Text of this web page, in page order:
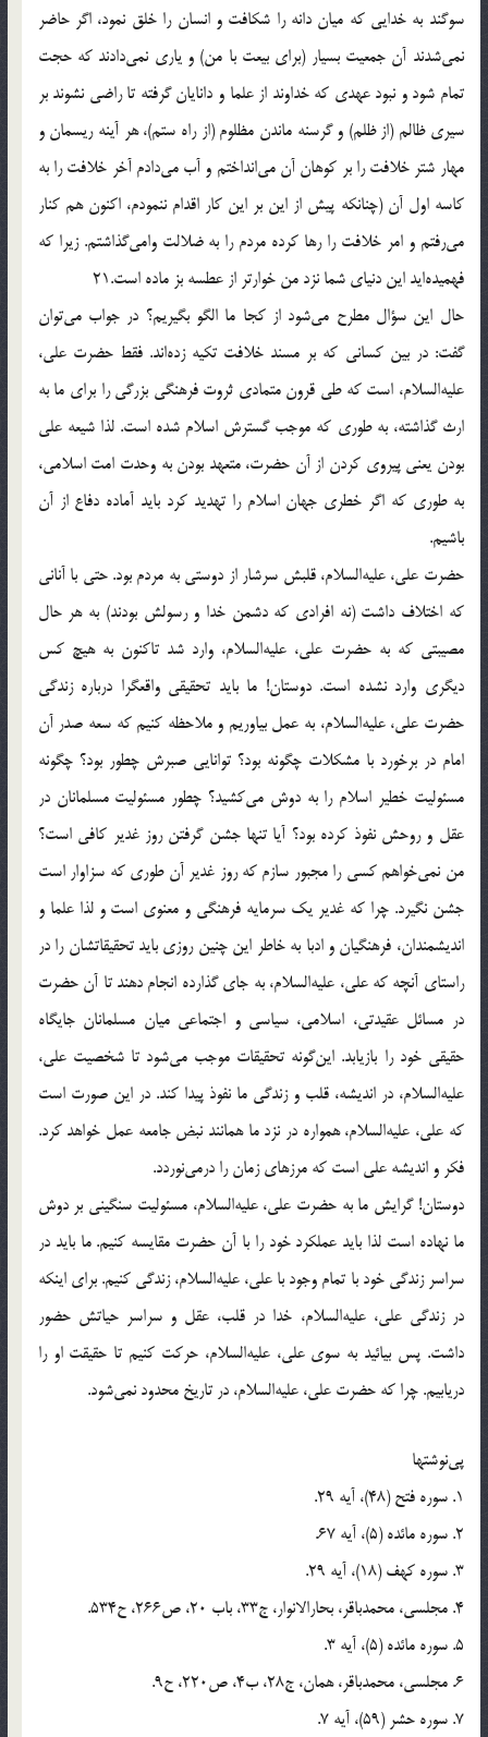
سوگند به خدايى كه ميان دانه را شكافت و انسان را خلق نمود، اگر حاضر
نمى‌شدند آن جمعيت بسيار (براى بيعت با من) و يارى نمى‌دادند كه حجت
تمام شود و نبود عهدى كه خداوند از علما و دانايان گرفته تا راضى نشوند بر
سيرى ظالم (از ظلم) و گرسنه ماندن مظلوم (از راه ستم)، هر آينه ريسمان و
مهار شتر خلافت را بر كوهان آن مى‌انداختم و آب مى‌دادم آخر خلافت را به
كاسه اول آن (چنانكه پيش از اين بر اين كار اقدام ننمودم، اكنون هم كنار
مى‌رفتم و امر خلافت را رها كرده مردم را به ضلالت وامى‌گذاشتم. زيرا كه
فهميده‌ايد اين دنياى شما نزد من خوارتر از عطسه بز ماده است.21
حال اين سؤال مطرح مى‌شود از كجا ما الگو بگيريم؟ در جواب مى‌توان
گفت: در بين كسانى كه بر مسند خلافت تكيه زده‌اند. فقط حضرت على،
عليه‌السلام، است كه طى قرون متمادى ثروت فرهنگى بزرگى را براى ما به
ارث گذاشته، به طورى كه موجب گسترش اسلام شده است. لذا شيعه على
بودن يعنى پيروى كردن از آن حضرت، متعهد بودن به وحدت امت اسلامى،
به طورى كه اگر خطرى جهان اسلام را تهديد كرد بايد آماده دفاع از آن
باشيم.
حضرت على، عليه‌السلام، قلبش سرشار از دوستى به مردم بود. حتى با آنانى
كه اختلاف داشت (نه افرادى كه دشمن خدا و رسولش بودند) به هر حال
مصيبتى كه به حضرت على، عليه‌السلام، وارد شد تاكنون به هيچ كس
ديگرى وارد نشده است. دوستان! ما بايد تحقيقى واقعگرا درباره زندگى
حضرت على، عليه‌السلام، به عمل بياوريم و ملاحظه كنيم كه سعه صدر آن
امام در برخورد با مشكلات چگونه بود؟ توانايى صبرش چطور بود؟ چگونه
مسئوليت خطير اسلام را به دوش مى‌كشيد؟ چطور مسئوليت مسلمانان در
عقل و روحش نفوذ كرده بود؟ آيا تنها جشن گرفتن روز غدير كافى است؟
من نمى‌خواهم كسى را مجبور سازم كه روز غدير آن طورى كه سزاوار است
جشن نگيرد. چرا كه غدير يك سرمايه فرهنگى و معنوى است و لذا علما و
انديشمندان، فرهنگيان و ادبا به خاطر اين چنين روزى بايد تحقيقاتشان را در
راستاى آنچه كه على، عليه‌السلام، به جاى گذارده انجام دهند تا آن حضرت
در مسائل عقيدتى، اسلامى، سياسى و اجتماعى ميان مسلمانان جايگاه
حقيقى خود را بازيابد. اين‌گونه تحقيقات موجب مى‌شود تا شخصيت على،
عليه‌السلام، در انديشه، قلب و زندگى ما نفوذ پيدا كند. در اين صورت است
كه على، عليه‌السلام، همواره در نزد ما همانند نبض جامعه عمل خواهد كرد.
فكر و انديشه على است كه مرزهاى زمان را درمى‌نوردد.
دوستان! گرايش ما به حضرت على، عليه‌السلام، مسئوليت سنگينى بر دوش
ما نهاده است لذا بايد عملكرد خود را با آن حضرت مقايسه كنيم. ما بايد در
سراسر زندگى خود با تمام وجود با على، عليه‌السلام، زندگى كنيم. براى اينكه
در زندگى على، عليه‌السلام، خدا در قلب، عقل و سراسر حياتش حضور
داشت. پس بيائيد به سوى على، عليه‌السلام، حركت كنيم تا حقيقت او را
دريابيم. چرا كه حضرت على، عليه‌السلام، در تاريخ محدود نمى‌شود.
پى‌نوشتها
1. سوره فتح (48)، آيه 29.
2. سوره مائده (5)، آيه 67.
3. سوره كهف (18)، آيه 29.
4. مجلسى، محمدباقر، بحارالانوار، ج33، باب 20، ص266، ح534.
5. سوره مائده (5)، آيه 3.
6. مجلسى، محمدباقر، همان، ج28، ب4، ص220، ح9.
7. سوره حشر (59)، آيه 7.